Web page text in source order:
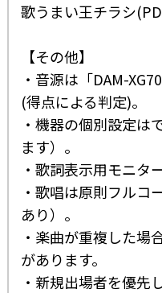
歌うまい王チラシ
【その他】
・音源は「DAM-
(得点による判定)。
・機器の個別設定は
ます）。
・歌詞表示用モニタ
・歌唱は原則フルコ
あり）。
・楽曲が重複した場
があります。
・新規出場者を優先